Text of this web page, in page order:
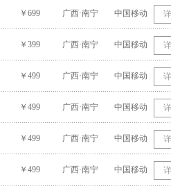
￥699 广西·南宁 中国移动
￥399 广西·南宁 中国移动
￥499 广西·南宁 中国移动
￥499 广西·南宁 中国移动
￥499 广西·南宁 中国移动
￥499 广西·南宁 中国移动